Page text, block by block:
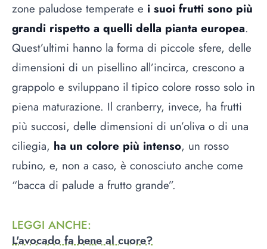
zone paludose temperate e i suoi frutti sono più
grandi rispetto a quelli della pianta europea.
Quest’ultimi hanno la forma di piccole sfere, delle
dimensioni di un pisellino all’incirca, crescono a
grappolo e sviluppano il tipico colore rosso solo in
piena maturazione. Il cranberry, invece, ha frutti
più succosi, delle dimensioni di un’oliva o di una
ciliegia, ha un colore più intenso, un rosso
rubino, e, non a caso, è conosciuto anche come
“bacca di palude a frutto grande”.
LEGGI ANCHE:
L'avocado fa bene al cuore?